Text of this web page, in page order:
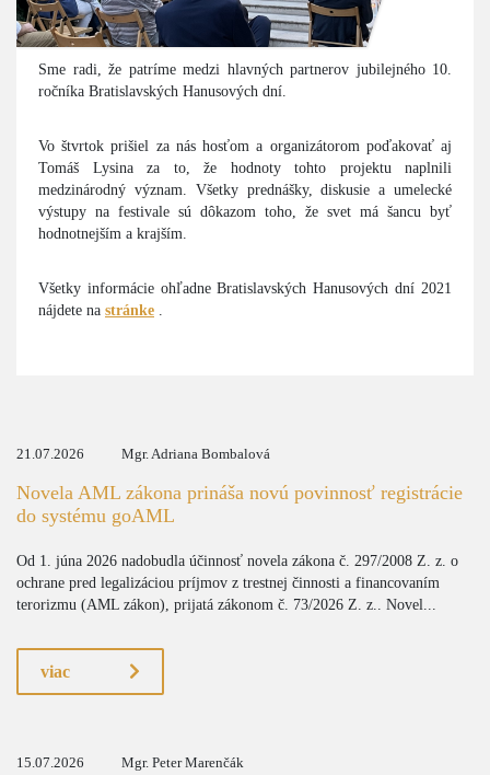
Sme radi, že patríme medzi hlavných partnerov jubilejného 10.
ročníka Bratislavských Hanusových dní.
Vo štvrtok prišiel za nás hosťom a organizátorom poďakovať aj
Tomáš Lysina za to, že hodnoty tohto projektu naplnili
medzinárodný význam. Všetky prednášky, diskusie a umelecké
výstupy na festivale sú dôkazom toho, že svet má šancu byť
hodnotnejším a krajším.
Všetky informácie ohľadne Bratislavských Hanusových dní 2021
nájdete na stránke
21.07.2026 Mgr. Adriana Bombalová
Novela AML zákona prináša novú povinnosť registrácie
do systému goAML
Od 1. júna 2026 nadobudla účinnosť novela zákona č. 297/2008 Z. z. o
ochrane pred legalizáciou príjmov z trestnej činnosti a financovaním
terorizmu (AML zákon), prijatá zákonom č. 73/2026 Z. z.. Novel...
viac
15.07.2026 Mgr. Peter Marenčák